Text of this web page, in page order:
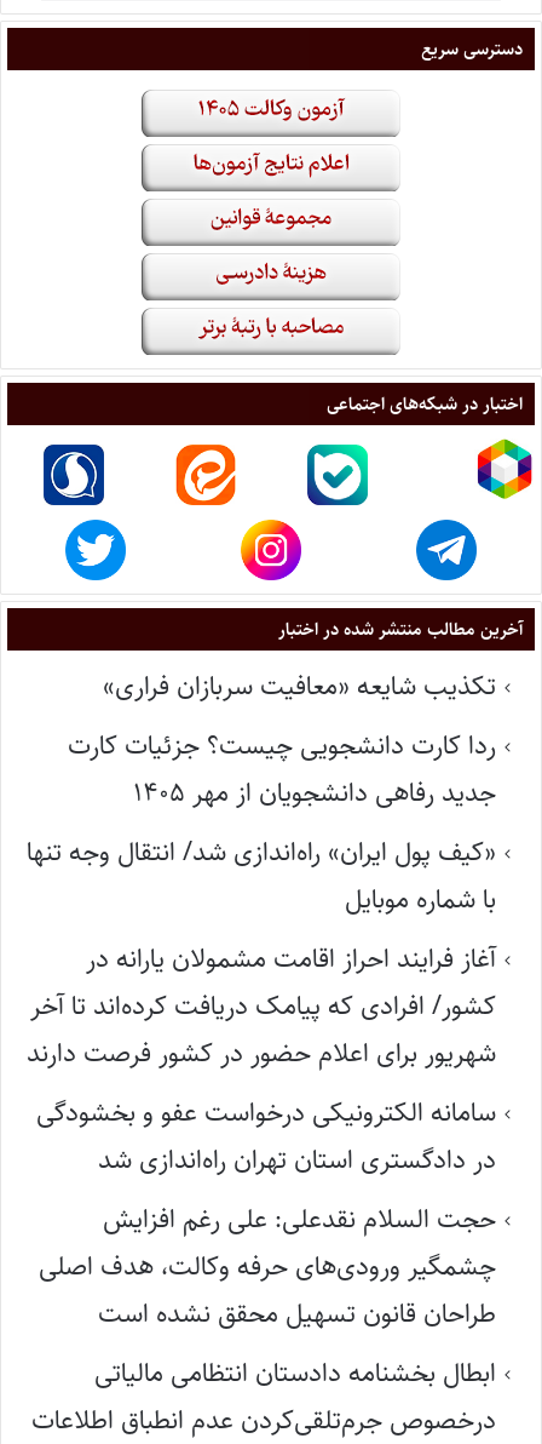
دسترسی سریع
اختبار در شبکه‌های اجتماعی
آخرین مطالب منتشر شده در اختبار
تکذیب شایعه «معافیت سربازان فراری»
ردا کارت دانشجویی چیست؟ جزئیات کارت
جدید رفاهی دانشجویان از مهر ۱۴۰۵
«کیف پول ایران» راه‌اندازی شد/ انتقال وجه تنها
با شماره موبایل
آغاز فرایند احراز اقامت مشمولان یارانه در
کشور/ افرادی که پیامک دریافت کرده‌اند تا آخر
شهریور برای اعلام حضور در کشور فرصت دارند
سامانه الکترونیکی درخواست عفو و بخشودگی
در دادگستری استان تهران راه‌اندازی شد
حجت السلام نقدعلی: علی رغم افزایش
چشمگیر ورودی‌های حرفه وکالت، هدف اصلی
طراحان قانون تسهیل محقق نشده است
ابطال بخشنامه دادستان انتظامی مالیاتی
درخصوص جرم‌تلقی‌کردن عدم انطباق اطلاعات